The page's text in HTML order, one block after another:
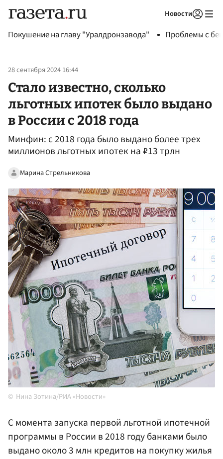
Новости
Покушение на главу "Уралдронзавода" Проблемы с
28 сентября 2024 16:44
Стало известно, сколько
льготных ипотек было выдано
в России с 2018 года
Минфин: с 2018 года было выдано более трех
миллионов льготных ипотек на ₽13 трлн
Марина Стрельникова
Нина Зотина/РИА «Новости»
С момента запуска первой льготной ипотечной
программы в России в 2018 году банками было
выдано около 3 млн кредитов на покупку жилья